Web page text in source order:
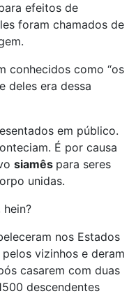
efeitos de
foram chamados de
conhecidos como “os
deles era dessa
em público.
É por causa
siamês para seres
unidas.
nos Estados
vizinhos e deram
casarem com duas
descendentes